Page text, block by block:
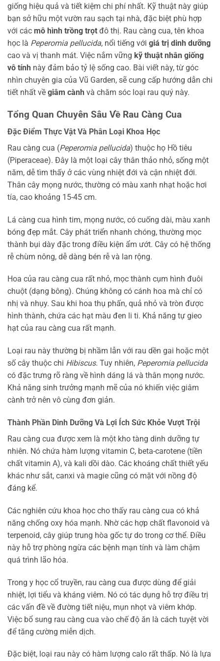
giống hiệu quả và tiết kiệm chi phí nhất. Kỹ thuật này giúp
bạn sở hữu một vườn rau sạch tại nhà, đặc biệt phù hợp
với các mô hình trồng trọt đô thị. Rau càng cua, tên khoa
học là Peperomia pellucida, nổi tiếng với giá trị dinh dưỡng
cao và vị thanh mát. Việc nắm vững kỹ thuật nhân giống
vô tính này đảm bảo tỷ lệ sống cao. Bài viết này, từ góc
nhìn chuyên gia của Vũ Garden, sẽ cung cấp hướng dẫn chi
tiết nhất về giâm cành và chăm sóc loại rau quý này.
Tổng Quan Chuyên Sâu Về Rau Càng Cua
Đặc Điểm Thực Vật Và Phân Loại Khoa Học
Rau càng cua (Peperomia pellucida) thuộc họ Hồ tiêu
(Piperaceae). Đây là một loại cây thân thảo nhỏ, sống một
năm, dễ tìm thấy ở các vùng nhiệt đới và cận nhiệt đới.
Thân cây mọng nước, thường có màu xanh nhạt hoặc hơi
tía, cao khoảng 15-45 cm.
Lá càng cua hình tim, mọng nước, có cuống dài, màu xanh
bóng đẹp mắt. Cây phát triển nhanh chóng, thường mọc
thành bụi dày đặc trong điều kiện ẩm ướt. Cây có hệ thống
rễ chùm nông, dễ dàng bén rễ và lan rộng.
Hoa của rau càng cua rất nhỏ, mọc thành cụm hình đuôi
chuột (dạng bông). Chúng không có cánh hoa mà chỉ có
nhị và nhụy. Sau khi hoa thụ phấn, quả nhỏ và tròn được
hình thành, chứa các hạt màu đen li ti. Khả năng tự gieo
hạt của rau càng cua rất mạnh.
Loại rau này thường bị nhầm lẫn với rau dền gai hoặc một
số cây thuộc chi Hibiscus. Tuy nhiên, Peperomia pellucida
có đặc trưng rõ ràng về hình dáng lá và thân mọng nước.
Khả năng sinh trưởng mạnh mẽ của nó khiến việc giâm
cành trở nên vô cùng đơn giản.
Thành Phần Dinh Dưỡng Và Lợi Ích Sức Khỏe Vượt Trội
Rau càng cua được xem là một kho tàng dinh dưỡng tự
nhiên. Nó chứa hàm lượng vitamin C, beta-carotene (tiền
chất vitamin A), và kali dồi dào. Các khoáng chất thiết yếu
khác như sắt, canxi và magie cũng có mặt với nồng độ
đáng kể.
Các nghiên cứu khoa học cho thấy rau càng cua có khả
năng chống oxy hóa mạnh. Nhờ các hợp chất flavonoid và
terpenoid, cây giúp trung hòa gốc tự do trong cơ thể. Điều
này hỗ trợ phòng ngừa các bệnh mạn tính và làm chậm
quá trình lão hóa.
Trong y học cổ truyền, rau càng cua được dùng để giải
nhiệt, lợi tiểu và kháng viêm. Nó có tác dụng hỗ trợ điều trị
các vấn đề về đường tiết niệu, mụn nhọt và viêm khớp.
Việc bổ sung rau càng cua vào chế độ ăn là cách tuyệt vời
để tăng cường miễn dịch.
Đặc biệt, loại rau này có hàm lượng calo rất thấp. Nó là lựa